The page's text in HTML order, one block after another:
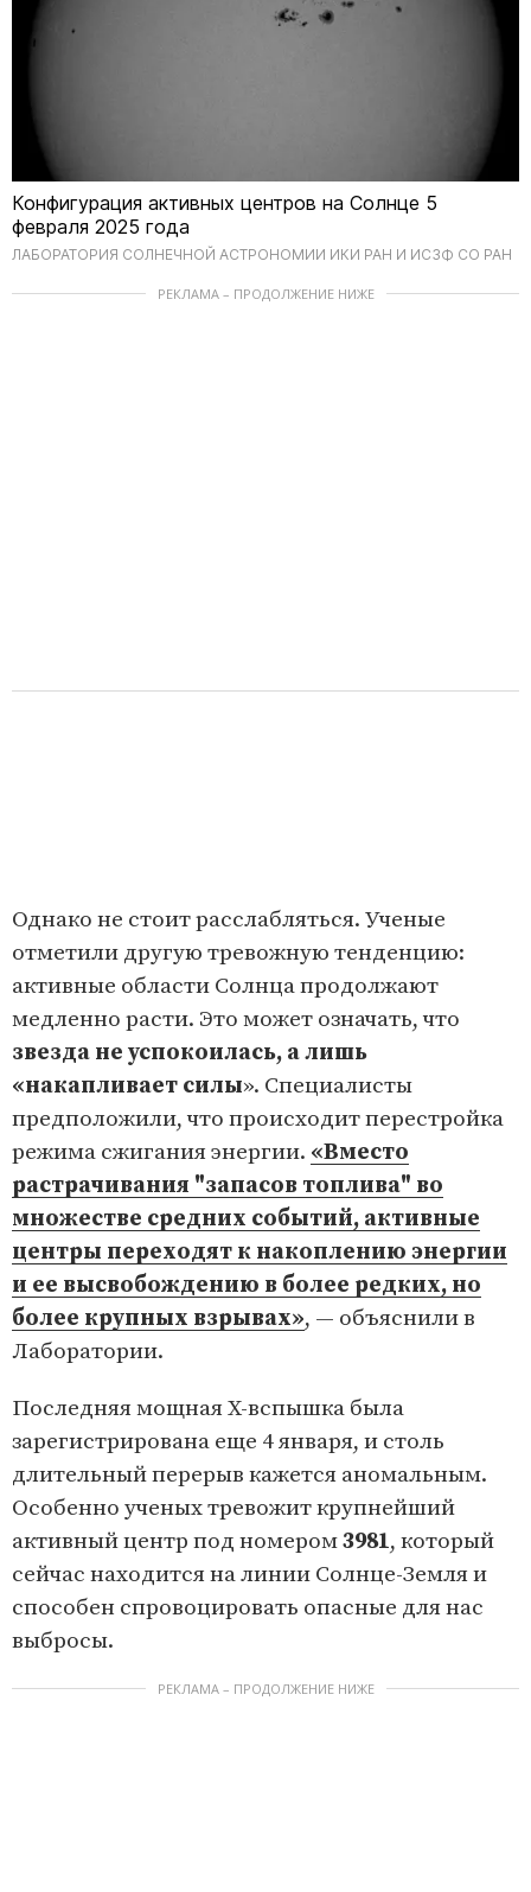
Конфигурация активных центров на Солнце 5
февраля 2025 года
ЛАБОРАТОРИЯ СОЛНЕЧНОЙ АСТРОНОМИИ ИКИ РАН И ИСЗФ СО РАН
РЕКЛАМА – ПРОДОЛЖЕНИЕ НИЖЕ
Однако не стоит расслабляться. Ученые
отметили другую тревожную тенденцию:
активные области Солнца продолжают
медленно расти. Это может означать, что
звезда не успокоилась, а лишь
«накапливает силы». Специалисты
предположили, что происходит перестройка
режима сжигания энергии. «Вместо
растрачивания "запасов топлива" во
множестве средних событий, активные
центры переходят к накоплению энергии
и ее высвобождению в более редких, но
более крупных взрывах», — объяснили в
Лаборатории.
Последняя мощная X-вспышка была
зарегистрирована еще 4 января, и столь
длительный перерыв кажется аномальным.
Особенно ученых тревожит крупнейший
активный центр под номером3981, который
сейчас находится на линии Солнце-Земля и
способен спровоцировать опасные для нас
выбросы.
РЕКЛАМА – ПРОДОЛЖЕНИЕ НИЖЕ